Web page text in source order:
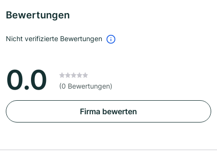
Bewertungen
Nicht verifizierte Bewertungen
0.0 (0 Bewertungen)
Firma bewerten